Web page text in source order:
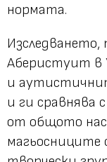
нормата.
Аберистуит в
и
и ги сравнява
от общото
магьосниците